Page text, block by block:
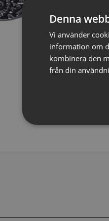
Denna
Vi använder
information om
kombinera den
från din